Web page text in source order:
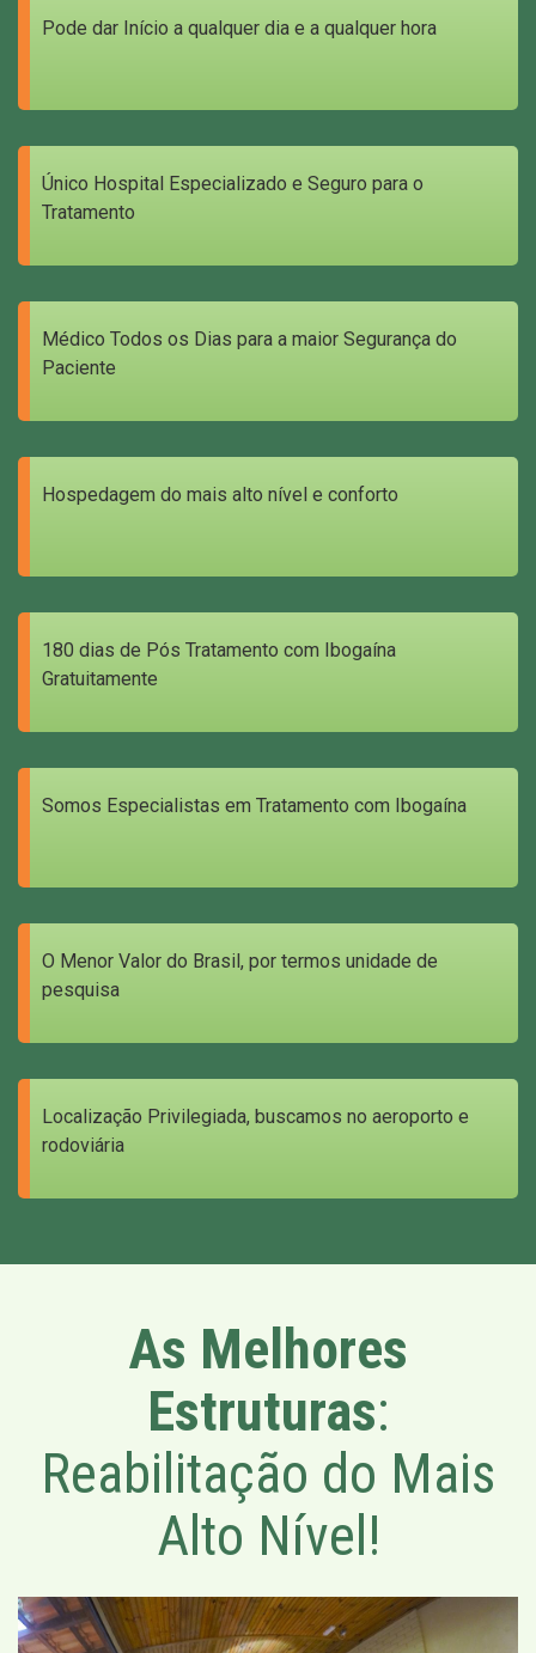
Pode dar Início a qualquer dia e a qualquer hora
Único Hospital Especializado e Seguro para o
Tratamento
Médico Todos os Dias para a maior Segurança do
Paciente
Hospedagem do mais alto nível e conforto
180 dias de Pós Tratamento com Ibogaína
Gratuitamente
Somos Especialistas em Tratamento com Ibogaína
O Menor Valor do Brasil, por termos unidade de
pesquisa
Localização Privilegiada, buscamos no aeroporto e
rodoviária
As Melhores
Estruturas:
Reabilitação do Mais
Alto Nível!